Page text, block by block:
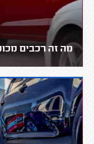
מה זה רכבים